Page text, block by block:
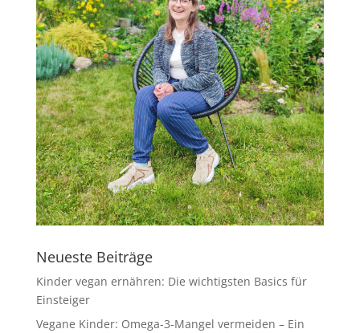
Neueste Beiträge
Kinder vegan ernähren: Die wichtigsten Basics für
Einsteiger
Vegane Kinder: Omega-3-Mangel vermeiden – Ein